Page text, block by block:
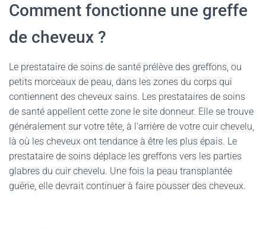
Comment fonctionne une greffe
de cheveux ?
Le prestataire de soins de santé prélève des greffons, ou
petits morceaux de peau, dans les zones du corps qui
contiennent des cheveux sains. Les prestataires de soins
de santé appellent cette zone le site donneur. Elle se trouve
généralement sur votre tête, à l’arrière de votre cuir chevelu,
là où les cheveux ont tendance à être les plus épais. Le
prestataire de soins déplace les greffons vers les parties
glabres du cuir chevelu. Une fois la peau transplantée
guérie, elle devrait continuer à faire pousser des cheveux.